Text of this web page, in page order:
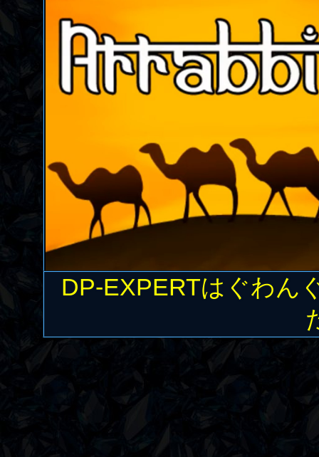
DP-EXPERTはぐわん